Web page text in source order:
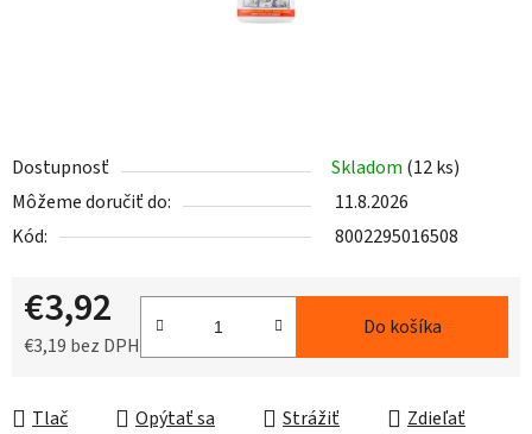
Dostupnosť Skladom (12 ks)
Môžeme doručiť do:
11.8.2026
Kód:
8002295016508
€3,92
€3,19 bez DPH
Do košíka
Tlač Opýtať sa Strážiť Zdieľať